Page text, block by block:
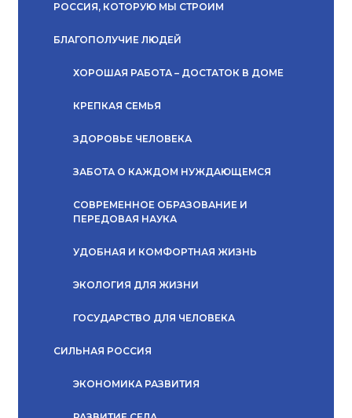
РОССИЯ, КОТОРУЮ МЫ СТРОИМ
БЛАГОПОЛУЧИЕ ЛЮДЕЙ
ХОРОШАЯ РАБОТА – ДОСТАТОК В ДОМЕ
КРЕПКАЯ СЕМЬЯ
ЗДОРОВЬЕ ЧЕЛОВЕКА
ЗАБОТА О КАЖДОМ НУЖДАЮЩЕМСЯ
СОВРЕМЕННОЕ ОБРАЗОВАНИЕ И
ПЕРЕДОВАЯ НАУКА
УДОБНАЯ И КОМФОРТНАЯ ЖИЗНЬ
ЭКОЛОГИЯ ДЛЯ ЖИЗНИ
ГОСУДАРСТВО ДЛЯ ЧЕЛОВЕКА
СИЛЬНАЯ РОССИЯ
ЭКОНОМИКА РАЗВИТИЯ